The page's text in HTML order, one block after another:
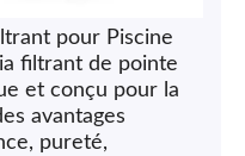
pour Piscine
filtrant de pointe
et conçu pour la
avantages
pureté,